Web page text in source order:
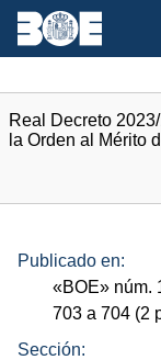
Real Decreto
la Orden al Mérito
Publicado en:
«BOE» núm.
703 a 704 (2
Sección: